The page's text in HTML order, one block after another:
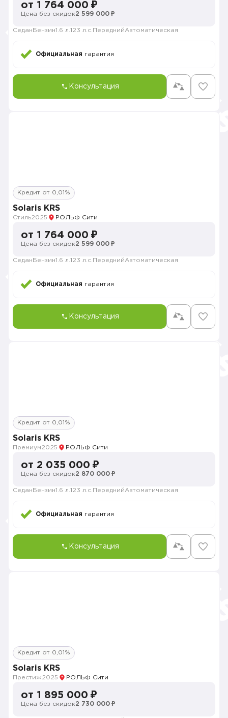
от 1 764 000 ₽
Цена без скидок2 599 000 ₽
Седан Бензин1.6 л. 123 л.с. ПереднийАвтоматическая
Официальная гарантия
Консультация
Кредит от 0,01%
Solaris KRS
Стиль2025 РОЛЬФ Сити
от 1 764 000 ₽
Цена без скидок2 599 000 ₽
Седан Бензин1.6 л. 123 л.с. ПереднийАвтоматическая
Официальная гарантия
Консультация
Кредит от 0,01%
Solaris KRS
Премиум2025 РОЛЬФ Сити
от 2 035 000 ₽
Цена без скидок2 870 000 ₽
Седан Бензин1.6 л. 123 л.с. ПереднийАвтоматическая
Официальная гарантия
Консультация
Кредит от 0,01%
Solaris KRS
Престиж2025 РОЛЬФ Сити
от 1 895 000 ₽
Цена без скидок2 730 000 ₽